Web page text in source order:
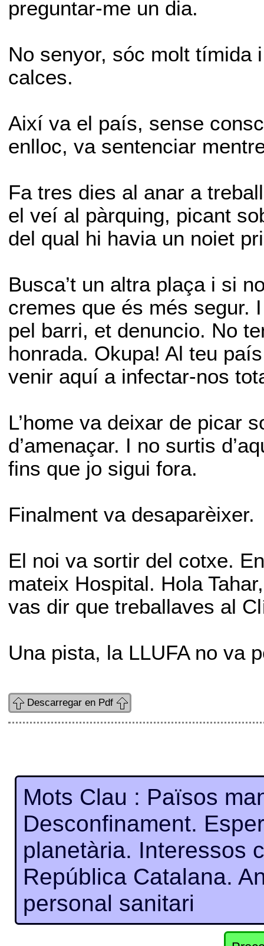
preguntar-me un dia.
No senyor, sóc molt tímida
calces.
Així va el país, sense
enlloc, va sentenciar
Fa tres dies al anar a
el veí al pàrquing, picant
del qual hi havia un noiet
Busca’t un altra plaça i si
cremes que és més segur.
pel barri, et denuncio. No
honrada. Okupa! Al teu
venir aquí a infectar-nos
L’home va deixar de picar
d’amenaçar. I no surtis
fins que jo sigui fora.
Finalment va desaparèixer.
El noi va sortir del cotxe.
mateix Hospital. Hola
vas dir que treballaves al
Una pista, la LLUFA no va
Descarregar en Pdf
Mots Clau : Països
Desconfinament.
planetària. Interessos
República Catalana.
personal sanitari